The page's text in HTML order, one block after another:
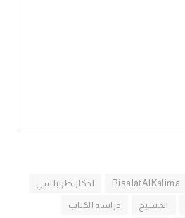
RisalatAlKalima ادكار طرابلسي
المسيح دراسة الكتاب